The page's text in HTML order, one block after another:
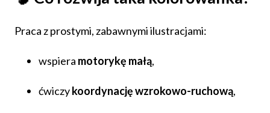
Praca z prostymi, zabawnymi ilustracjami:
wspiera motorykę małą,
ćwiczykoordynację wzrokowo-ruchową,